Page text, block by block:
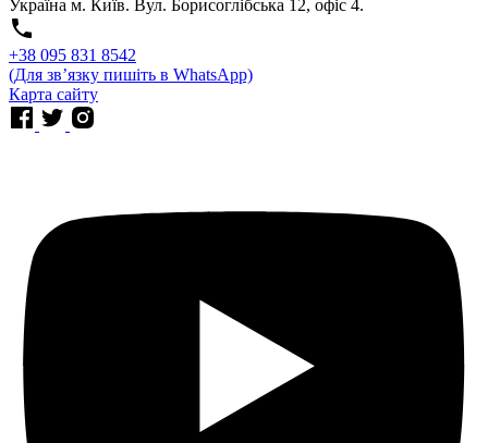
Україна м. Київ. Вул. Борисоглібська 12, офіс 4.
⁨+38 095 831 8542⁩
(Для звʼязку пишіть в WhatsApp)
Карта сайту